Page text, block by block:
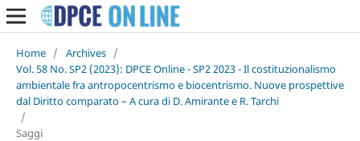
Home / Archives /
Vol. 58 No. SP2 (2023): DPCE Online - SP2 2023 - Il costituzionalismo
ambientale fra antropocentrismo e biocentrismo. Nuove prospettive
dal Diritto comparato – A cura di D. Amirante e R. Tarchi
/
Saggi